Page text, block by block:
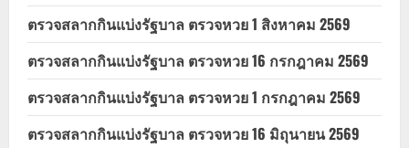
ตรวจสลากกินแบ่งรัฐบาล ตรวจหวย 1 สิงหาคม 2569
ตรวจสลากกินแบ่งรัฐบาล ตรวจหวย 16 กรกฎาคม 2569
ตรวจสลากกินแบ่งรัฐบาล ตรวจหวย 1 กรกฎาคม 2569
ตรวจสลากกินแบ่งรัฐบาล ตรวจหวย 16 มิถุนายน 2569